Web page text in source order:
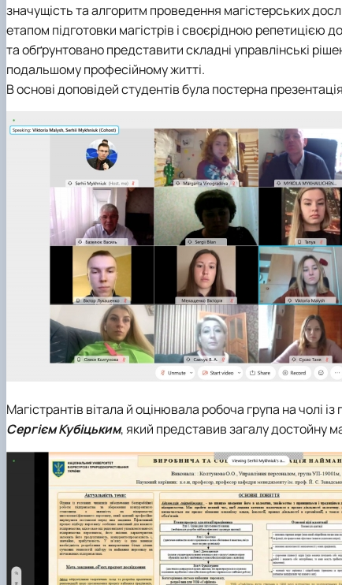
значущість та алгоритм проведення магістерських
етапом підготовки магістрів і своєрідною репетицією
та обґрунтовано представити складні управлінські
подальшому професійному житті.
В основі доповідей студентів була постерна
Магістрантів вітала й оцінювала робоча група на чолі
Сергієм Кубіцьким, який представив загалу достойну